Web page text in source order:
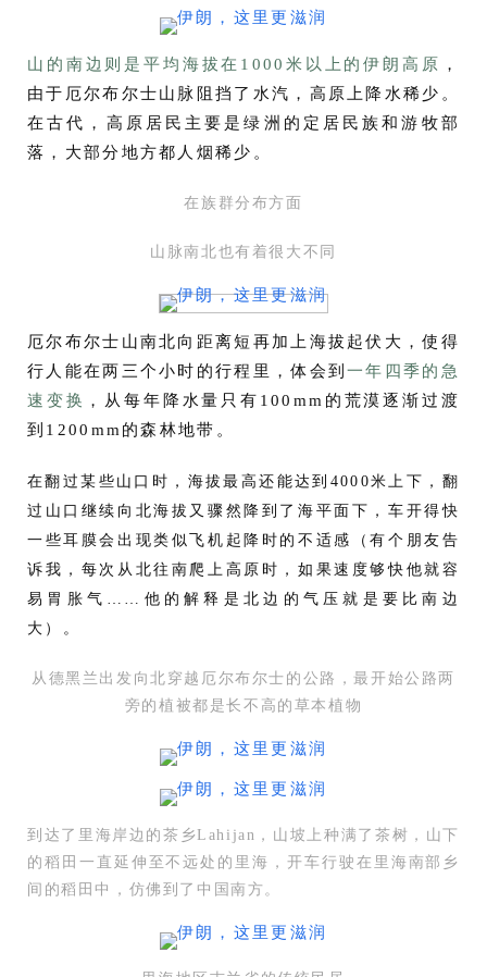
山的南边 则是平均海拔在1000米以上的伊朗高原
，
由于厄尔布尔士山脉阻挡了水汽，高原上降水稀少。
在古代，高原居民主要是绿洲的定居民族和游牧部
落，大部分地方都人烟稀少。
在族群分布方面
山脉南北也有着很大不同
厄尔布尔士山南北向距离短再加上海拔起伏大，使得
行人能在两三个小时的行程里，体会到一年四季的急
速变换 ，从每年降水量只有100mm的荒漠逐渐过渡
到1200mm的森林地带。
在翻过某些山口时，海拔最高还能达到4000米上下，翻
过山口继续向北海拔又骤然降到了海平面下，车开得快
一些耳膜会出现类似飞机起降时的不适感（有个朋友告
诉我，每次从北往南爬上高原时，如果速度够快他就容
易胃胀气……他的解释是北边的气压就是要比南边
大）。
从德黑兰出发向北穿越厄尔布尔士的公路，最开始公路两
旁的植被都是长不高的草本植物
到达了里海岸边的茶乡Lahijan，山坡上种满了茶树，山下
的稻田一直延伸至不远处的里海，开车行驶在里海南部乡
间的稻田中，仿佛到了中国南方。